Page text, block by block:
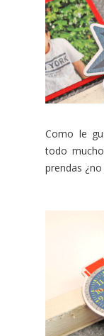
Como le
todo
prendas